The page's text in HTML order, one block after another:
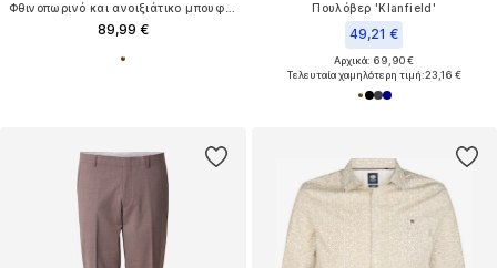
89,99 €
Πουλόβερ 'Klanfield'
49,21 €
Αρχικά: 69,90 €
Τελευταία χαμηλότερη τιμή:23,16 €